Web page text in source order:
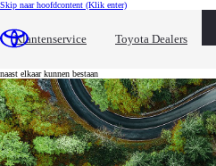
Skip naar hoofdcontent (Klik enter)
Klantenservice Toyota Dealers
CO2 -neutraliteit
Het doel van Toyota is om bij te dragen aan een
naast elkaar kunnen bestaan